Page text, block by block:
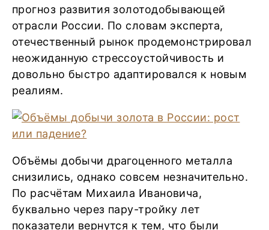
прогноз развития золотодобывающей
отрасли России. По словам эксперта,
отечественный рынок продемонстрировал
неожиданную стрессоустойчивость и
довольно быстро адаптировался к новым
реалиям.
Объёмы добычи драгоценного металла
снизились, однако совсем незначительно.
По расчётам Михаила Ивановича,
буквально через пару-тройку лет
показатели вернутся к тем, что были